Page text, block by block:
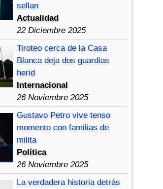
sellan
Actualidad
22 Diciembre 2025
Tiroteo cerca de la Casa
Blanca deja dos guardias
herid
Internacional
26 Noviembre 2025
Gustavo Petro vive tenso
momento con familias de
milita
Política
26 Noviembre 2025
La verdadera historia detrás